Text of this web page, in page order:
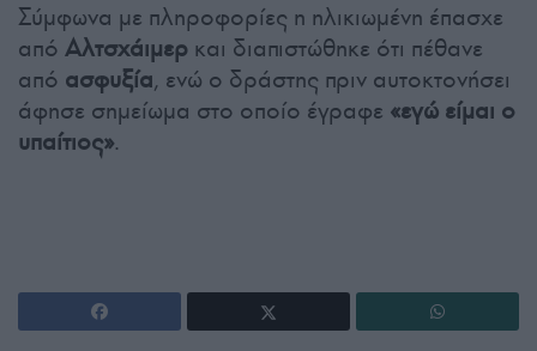
Σύμφωνα με πληροφορίες η ηλικιωμένη έπασχε
από Αλτσχάιμερ και διαπιστώθηκε ότι πέθανε
από ασφυξία, ενώ ο δράστης πριν αυτοκτονήσει
άφησε σημείωμα στο οποίο έγραφε «εγώ είμαι ο
υπαίτιος».